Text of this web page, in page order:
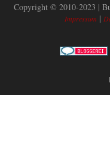
Copyright © 2010-2023 |
Impressum |